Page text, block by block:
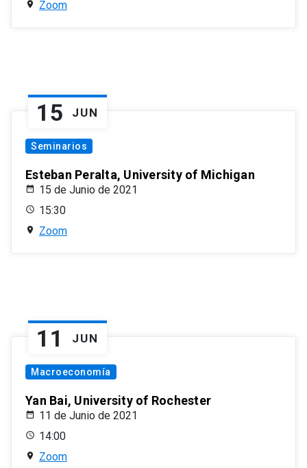
Zoom
15 JUN
Seminarios
Esteban Peralta, University of Michigan
15 de Junio de 2021
15:30
Zoom
11 JUN
Macroeconomía
Yan Bai, University of Rochester
11 de Junio de 2021
14:00
Zoom